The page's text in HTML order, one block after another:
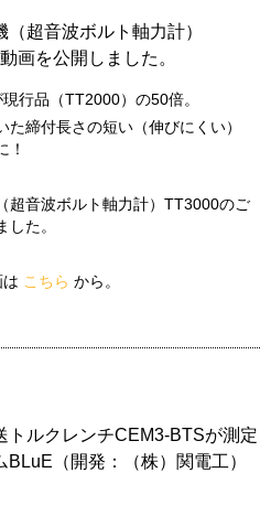
超音波ボルト軸力計）
画を公開しました。
行品（TT2000）の50倍。
た締付長さの短い（伸びにくい）
！
超音波ボルト軸力計）TT3000のご
た。
こちら から。
トルクレンチCEM3-BTSが測定
（開発：（株）関電工）